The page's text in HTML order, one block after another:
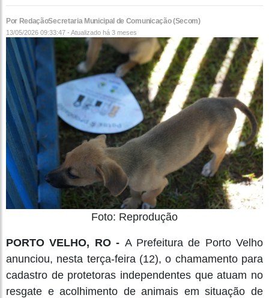
Por RedaçãoSecretaria Municipal de Comunicação (Secom)
13/05/2026 09:33:47 - Atualizado há 3 meses
Foto: Reprodução
PORTO VELHO, RO - A Prefeitura de Porto Velho
anunciou, nesta terça-feira (12), o chamamento para
cadastro de protetoras independentes que atuam no
resgate e acolhimento de animais em situação de